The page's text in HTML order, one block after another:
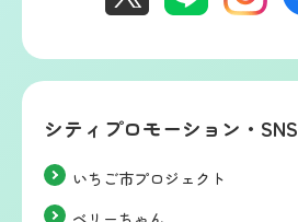
シティプロモーション・SNS
いちご市プロジェクト